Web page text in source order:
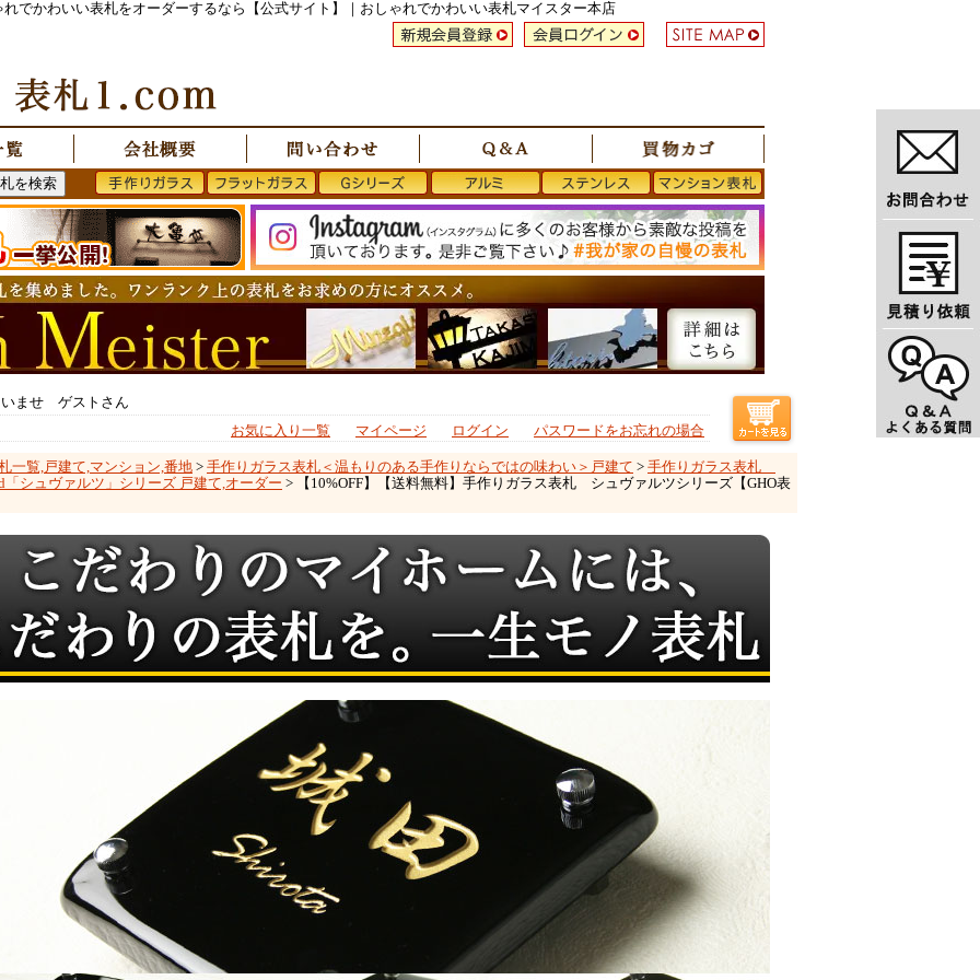
れでかわいい表札をオーダーするなら【公式サイト】｜おしゃれでかわいい表札マイスター本店
いませ ゲストさん
お気に入り一覧
マイページ ログイン パスワードをお忘れの場合
一覧,戸建て,マンション,番地 > 手作りガラス表札＜温もりのある手作りならではの味わい＞戸建て > 手作りガラス表札
「シュヴァルツ」シリーズ 戸建て,オーダー > 【10%OFF】【送料無料】手作りガラス表札 シュヴァルツシリーズ【GHO表